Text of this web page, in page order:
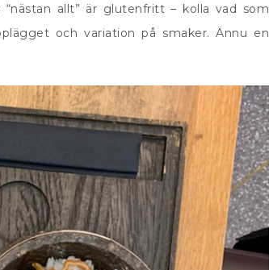
allt” är glutenfritt – kolla vad som
och variation på smaker. Ännu en